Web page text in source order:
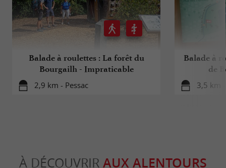
Balade à roulettes : La forêt du
Bourgailh - Impraticable
2,9 km - Pessac
Balade à
de
3,5 km
À DÉCOUVRIR AUX ALENTOURS